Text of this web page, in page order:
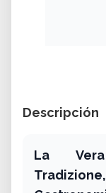
Descripción
La